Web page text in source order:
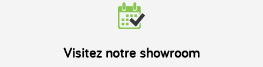
Visitez notre showroom